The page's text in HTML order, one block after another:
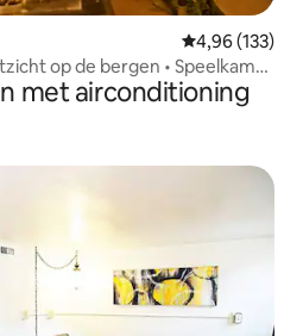
Gemiddelde
4,96 (133)
op de bergen • Speelkamer
met airconditioning